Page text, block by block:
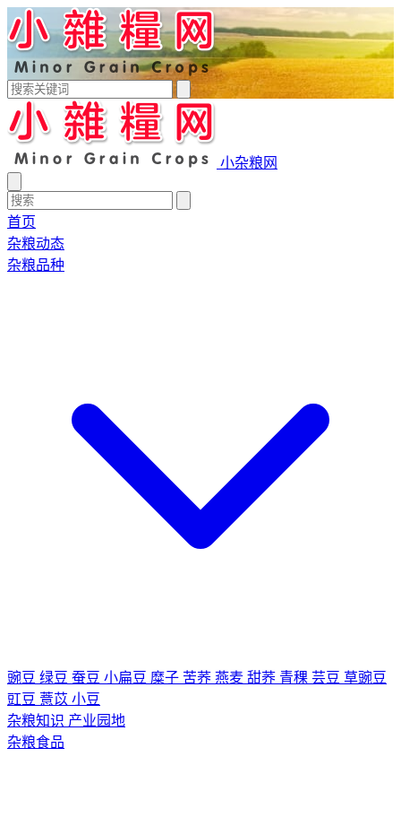
小杂粮网
首页
杂粮动态
杂粮品种
豌豆 绿豆 蚕豆 小扁豆 糜子 苦荞 燕麦 甜荞 青稞 芸豆 草豌豆
豇豆 薏苡 小豆
杂粮知识 产业园地
杂粮食品